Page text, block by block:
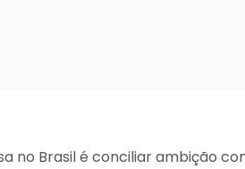
no Brasil é conciliar ambição